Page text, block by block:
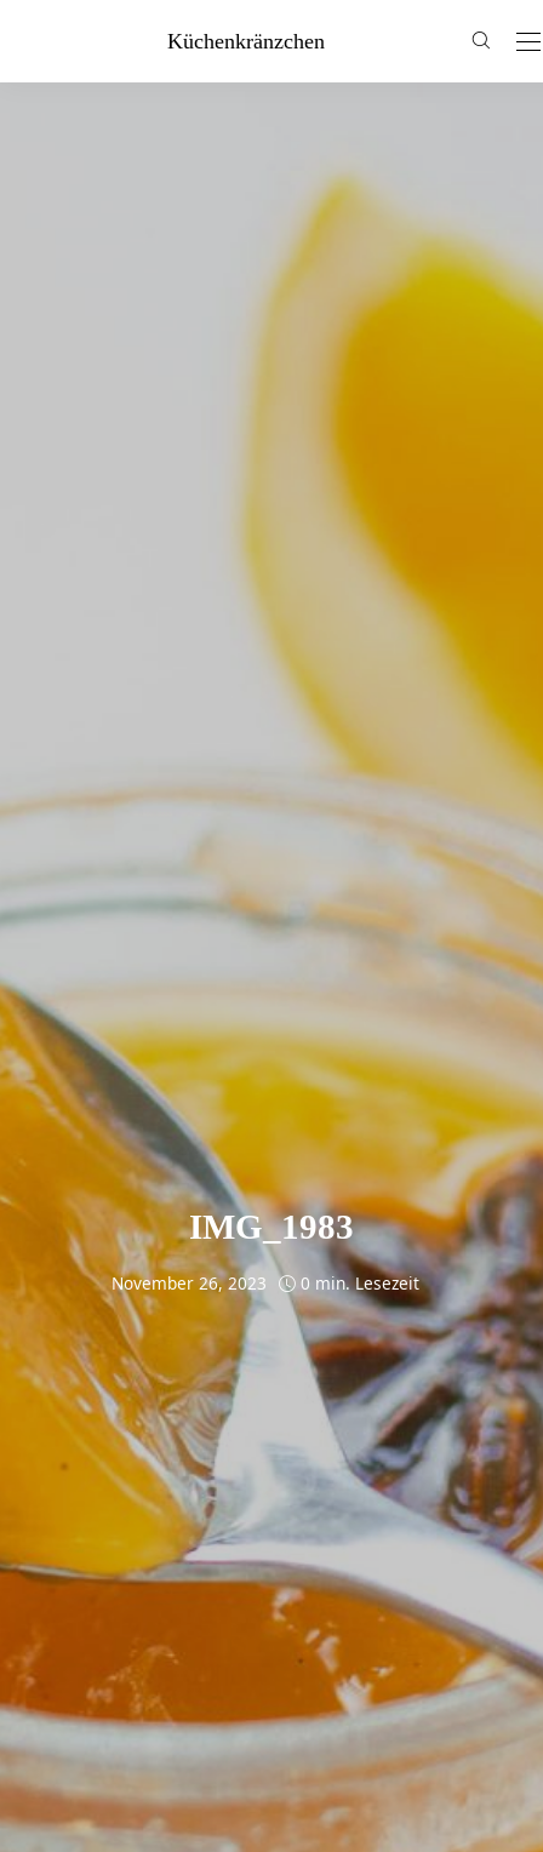
Küchenkränzchen
IMG_1983
November 26, 2023 0 min. Lesezeit